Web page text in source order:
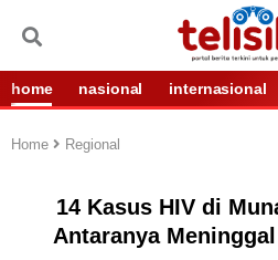
home nasional internasional
Home Regional
14 Kasus HIV di
Antaranya